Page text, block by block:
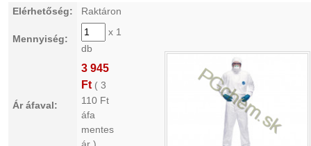
Elérhetőség: Raktáron
Mennyiség:
x 1
db
Ár áfaval:
3 945
Ft ( 3
110 Ft
áfa
mentes